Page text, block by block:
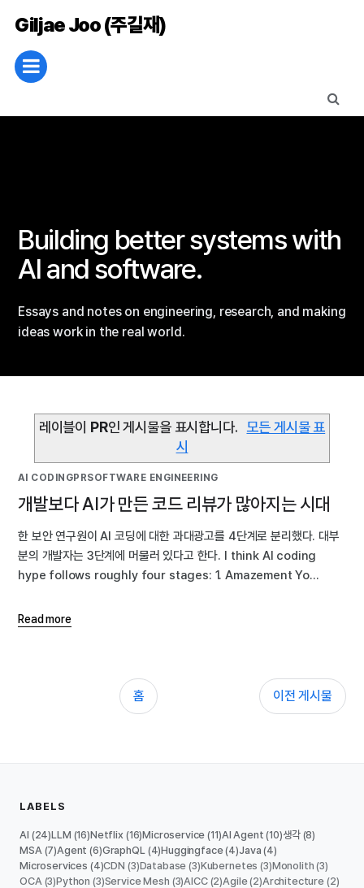
Giljae Joo (주길재)
Building better systems with
AI and software.
Essays and notes on engineering, research, and making
ideas work in the real world.
레이블이 PR인 게시물을 표시합니다. 모든 게시물 표
시
AI CODINGPRSOFTWARE ENGINEERING
개발보다 AI가 만든 코드 리뷰가 많아지는 시대
한 보안 연구원이 AI 코딩에 대한 과대광고를 4단계로 분리했다. 대부
분의 개발자는 3단계에 머물러 있다고 한다. I think AI coding
hype follows roughly four stages: 1. Amazement Yo...
Read more
이전 게시물
홈
LABELS
AI (24)LLM (16)Netflix (16)Microservice (11)AI Agent (10)생각 (8)
MSA (7)Agent (6)GraphQL (4)Huggingface (4)Java (4)
Microservices (4)CDN (3)Database (3)Kubernetes (3)Monolith (3)
OCA (3)Python (3)Service Mesh (3)AICC (2)Agile (2)Architecture (2)